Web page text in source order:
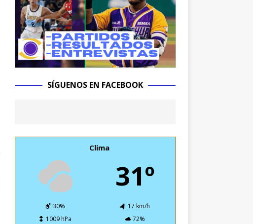
SÍGUENOS EN FACEBOOK
Clima
31º
30%
17 km/h
1009 hPa
72%